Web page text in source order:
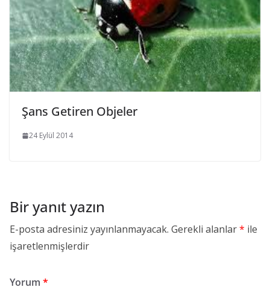
Şans Getiren Objeler
24 Eylül 2014
Bir yanıt yazın
E-posta adresiniz yayınlanmayacak. Gerekli alanlar* ile
işaretlenmişlerdir
Yorum *